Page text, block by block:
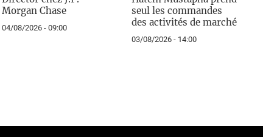
Morgan Chase
04/08/2026 - 09:00
seul les commandes
des activités de marché
03/08/2026 - 14:00